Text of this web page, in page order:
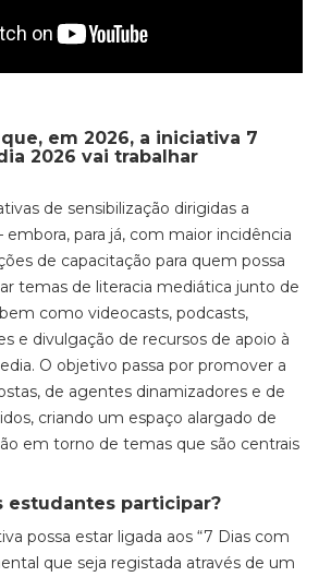
em 2026, a iniciativa 7
2026 vai trabalhar
de sensibilização dirigidas a
embora, para já, com maior incidência
de capacitação para quem possa
temas de literacia mediática junto de
como videocasts, podcasts,
e divulgação de recursos de apoio à
O objetivo passa por promover a
de agentes dinamizadores e de
criando um espaço alargado de
em torno de temas que são centrais
estudantes participar?
possa estar ligada aos “7 Dias com
que seja registada através de um